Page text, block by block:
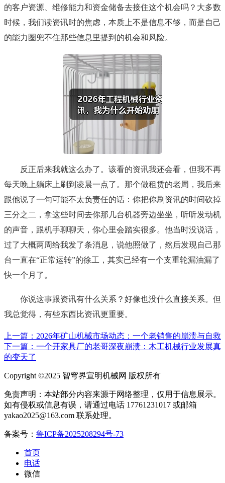
的客户资源、维修能力和资金储备去接住这个机会吗？大多数
时候，我们读资讯时的焦虑，本质上不是信息不够，而是自己
的能力圈兜不住那些信息里提到的机会和风险。
反正后来我就这么办了。该看的资讯我还会看，但我不再
每天晚上躺床上刷到凌晨一点了。那个做租赁的老周，我后来
跟他说了一句可能不太负责任的话：你把你刷资讯的时间砍掉
三分之二，拿这些时间去你那几台机器旁边坐坐，听听发动机
的声音，跟机手聊聊天，你心里会踏实很多。他当时没说话，
过了大概两周给我发了条消息，说他照做了，然后发现自己那
台一直在“正常运转”的徐工，其实已经有一个支重轮漏油漏了
快一个月了。
你说这事跟资讯有什么关系？好像也没什么直接关系。但
我总觉得，有些东西比资讯更重要。
上一篇：2026年矿山机械市场动态：一个老销售的崩溃与自救
下一篇：一个开家具厂的老哥深夜崩溃：木工机械行业发展真
的变天了
Copyright ©2025 智穹界宣明机械网 版权所有
免责声明：本站部分内容来源于网络整理，仅用于信息展示。
如有侵权或信息有误，请通过电话 17761231017 或邮箱
yakao2025@163.com 联系处理。
备案号： 鲁ICP备2025208294号-73
首页
电话
微信